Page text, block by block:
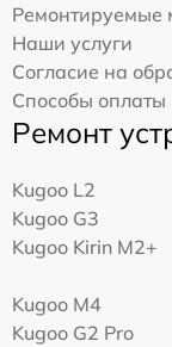
Ремонтируемые
Наши услуги
Согласие на
Способы оплаты
Ремонт
Kugoo L2
Kugoo G3
Kugoo Kirin M2+
Kugoo M4
Kugoo G2 Pro